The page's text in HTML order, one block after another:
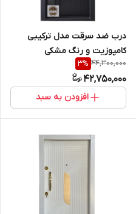
درب ضد سرقت مدل ترکیبی
کامپوزیت و رنگ مشکی
44,300,000
3%
42,750,000
افزودن به سبد